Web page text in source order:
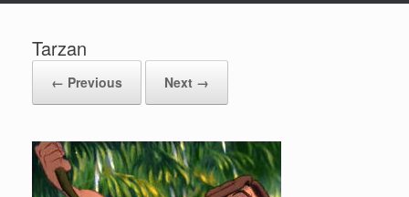
Tarzan
← Previous Next →